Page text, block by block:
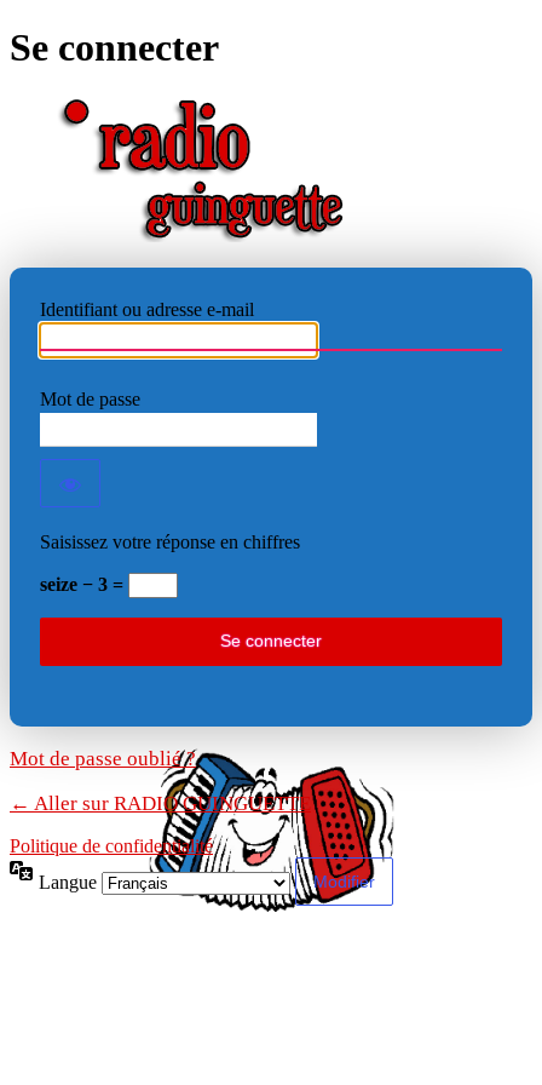
Se connecter
Identifiant ou adresse e-mail
Mot de passe
Saisissez votre réponse en chiffres
seize − 3 =
Mot de passe oublié ?
← Aller sur RADIO GUINGUETTE
Politique de confidentialité
Langue